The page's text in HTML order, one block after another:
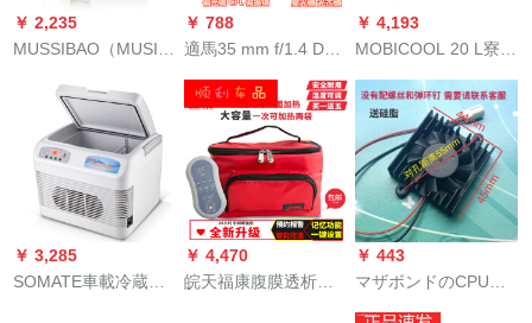
￥ 2,235
MUSSIBAO（MUSIC
庫ミニ冷蔵庫ミニ家
庭用冷凍ミニ化粧品
冷蔵庫冷蔵庫冷蔵単
門式学生寮小冷蔵庫
新型12 L銀色鋼化ガ
ラス?静音（車家兼
用）デジタル温度調
節が可能です。
￥ 788
適馬35 mm f/1.4 DG
ミラー35 1.4定焦点
レンズ適馬偏光ミラ
ー+UVミラー67 mm
￥ 4,193
MOBICOOL 20 L寮小
ニ家庭用冷蔵庫庫庫
庫両用20 L優雅白-ダ
ブコア
￥ 3,285
SOMATE車載冷蔵庫
￥ 4,470
皖天福康腹膜透析用
￥ 443
マザボンドのCPU放